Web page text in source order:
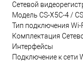
Сетевой
Модель CS-X5C-4 /
Тип подключения Wi-
Комплектация
Интерфейсы
Подключение к сети